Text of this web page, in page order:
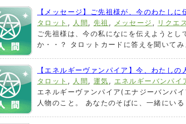
【メッセージ】ご先祖様が、今のわたしに
タロット , 人間,先祖 , メッセージ , リクエ
ご先祖様は、今の私になにを伝えようと
か・・？ タロットカードに答えを聞いて
【エネルギーヴァンパイア】今、わたし
タロット , 人間 ,運気, エネルギーバンパイ
エネルギーヴァンパイア(エナジーバンパ
人物のこと。 あなたのそばに、一緒にい